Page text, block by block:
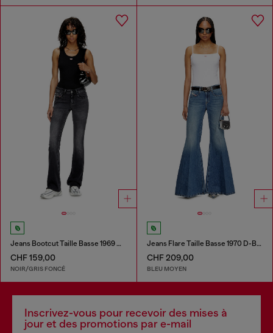
Jeans Bootcut Taille Basse 1969 D-Ebbey
CHF 159,00
NOIR/GRIS FONCÉ
Jeans Flare Taille Basse 1970 D-Bleess
CHF 209,00
BLEU MOYEN
Inscrivez-vous pour recevoir des mises à
jour et des promotions par e-mail